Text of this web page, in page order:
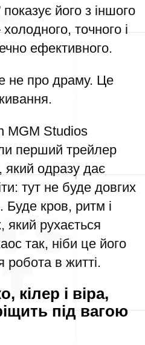
показує його з іншого
точного і
ефективного.
не про драму. Це
MGM Studios
перший трейлер
який одразу дає
тут не буде довгих
Буде кров, ритм і
який рухається
так, ніби це його
робота в житті.
кілер і віра,
під вагою